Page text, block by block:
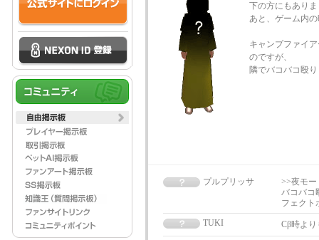
下の方にもあり
あと、ゲーム内
キャンプファイ
のですが、
隣でバコバコ殴
プルプリッサ
>>夜モー
バコバコ
フェクト
TUKI
Cβ時よ